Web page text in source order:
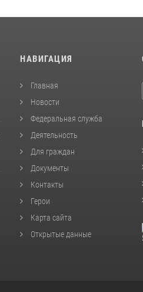
НАВИГАЦИЯ
Главная
Новости
Федеральная служба
Деятельность
Для граждан
Документы
Контакты
Герои
Карта сайта
Открытые данные